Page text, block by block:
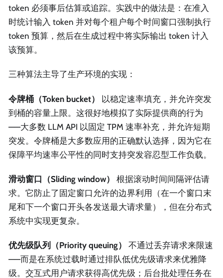
token 必须事后估算或追踪。实践中的做法是：在准入
时统计输入 token 并对每个租户每个时间窗口强制执行
token 预算，然后在生成过程中将实际输出 token 计入
该预算。
三种算法主导了生产环境的实现：
令牌桶（Token bucket）
以稳定速率填充，并允许突发
到桶的容量上限。这很好地模拟了实际提供商的行为
——大多数 LLM API 以固定 TPM 速率补充，并允许短期
突发。令牌桶是大多数应用的正确默认选择，因为它在
保障平均速率公平性的同时支持突发容忍型工作负载。
滑动窗口（Sliding window）
根据滚动时间间隔评估请
求。它防止了固定窗口允许的边界利用（在一个窗口末
尾和下一个窗口开头各发送最大请求量），但在分布式
系统中实现更复杂。
优先级队列（Priority queuing）
不通过丢弃请求来限速
——而是在系统过载时通过排队低优先级请求来优雅降
级。交互式用户请求获得高优先级；后台批处理任务在